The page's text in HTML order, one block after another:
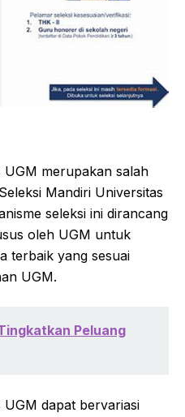
UGM merupakan salah
Mandiri Universitas
seleksi ini dirancang
oleh UGM untuk
terbaik yang sesuai
UGM.
Peluang
UGM dapat bervariasi